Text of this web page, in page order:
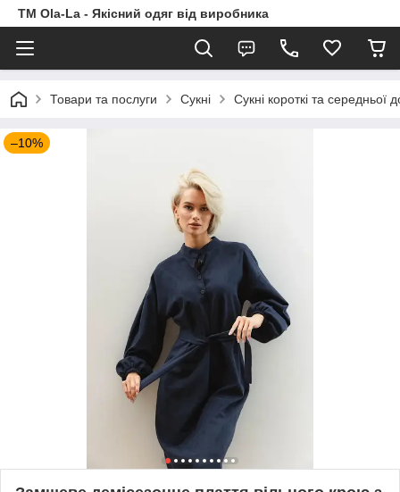
TM Ola-La - Якісний одяг від виробника
Товари та послуги Сукні Сукні короткі та середньої
–10%